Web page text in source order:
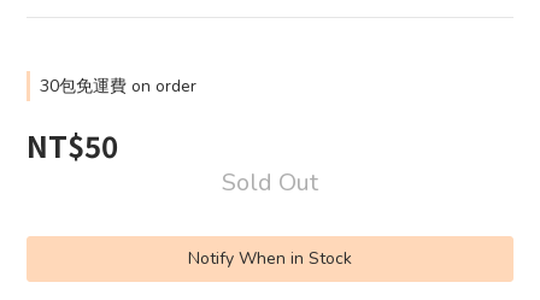
30包免運費 on order
NT$50
Sold Out
Notify When in Stock